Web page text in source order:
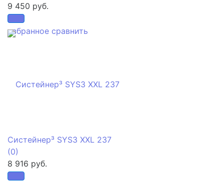
избранное сравнить
9 450 руб.
Систейнер³ SYS3 XXL 237
(0)
8 916 руб.